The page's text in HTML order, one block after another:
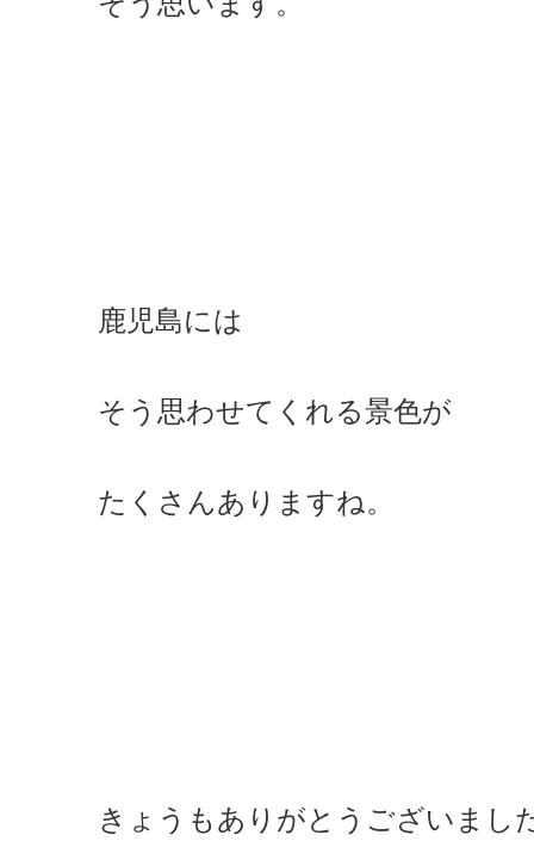
鹿児島には
そう思わせてくれる景色が
たくさんありますね。
きょうもありがとうございました